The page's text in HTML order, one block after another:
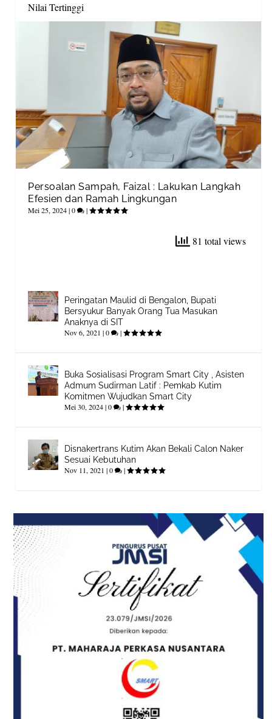
Nilai Tertinggi
Persoalan Sampah, Faizal : Lakukan Langkah
Efesien dan Ramah Lingkungan
Mei 25, 2024|0 |
81 total views
Peringatan Maulid di Bengalon, Bupati
Bersyukur Banyak Orang Tua Masukan
Anaknya di SIT
Nov 6, 2021 |0 |
Buka Sosialisasi Program Smart City , Asisten
Admum Sudirman Latif : Pemkab Kutim
Komitmen Wujudkan Smart City
Mei 30, 2024|0 |
Disnakertrans Kutim Akan Bekali Calon Naker
Sesuai Kebutuhan
Nov 11, 2021 |0 |